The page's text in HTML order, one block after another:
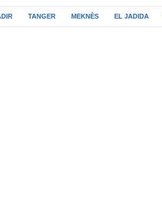
TANGER MEKNÈS EL JADIDA